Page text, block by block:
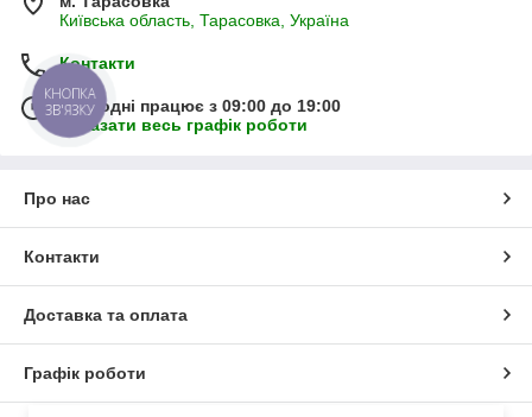
Київська область, Тарасовка, Україна
Контакти
Сьогодні працює з 09:00 до 19:00
Показати весь графік роботи
Про нас
Контакти
Доставка та оплата
Графік роботи
КНОПКА
ЗВ'ЯЗКУ